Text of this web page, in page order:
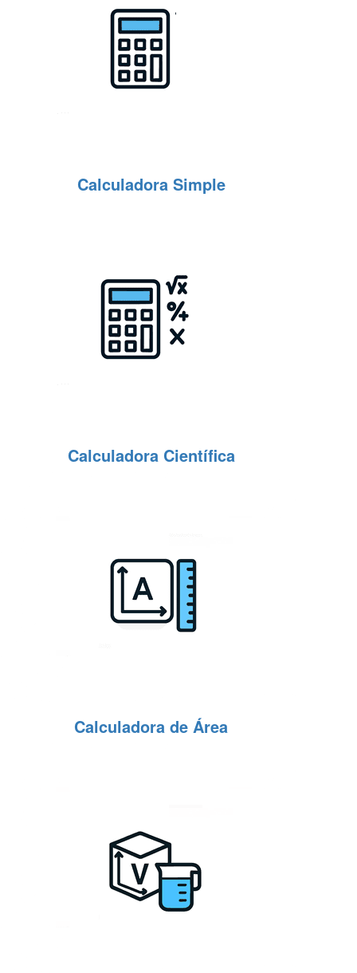
Calculadora Simple
Calculadora Científica
Calculadora de Área